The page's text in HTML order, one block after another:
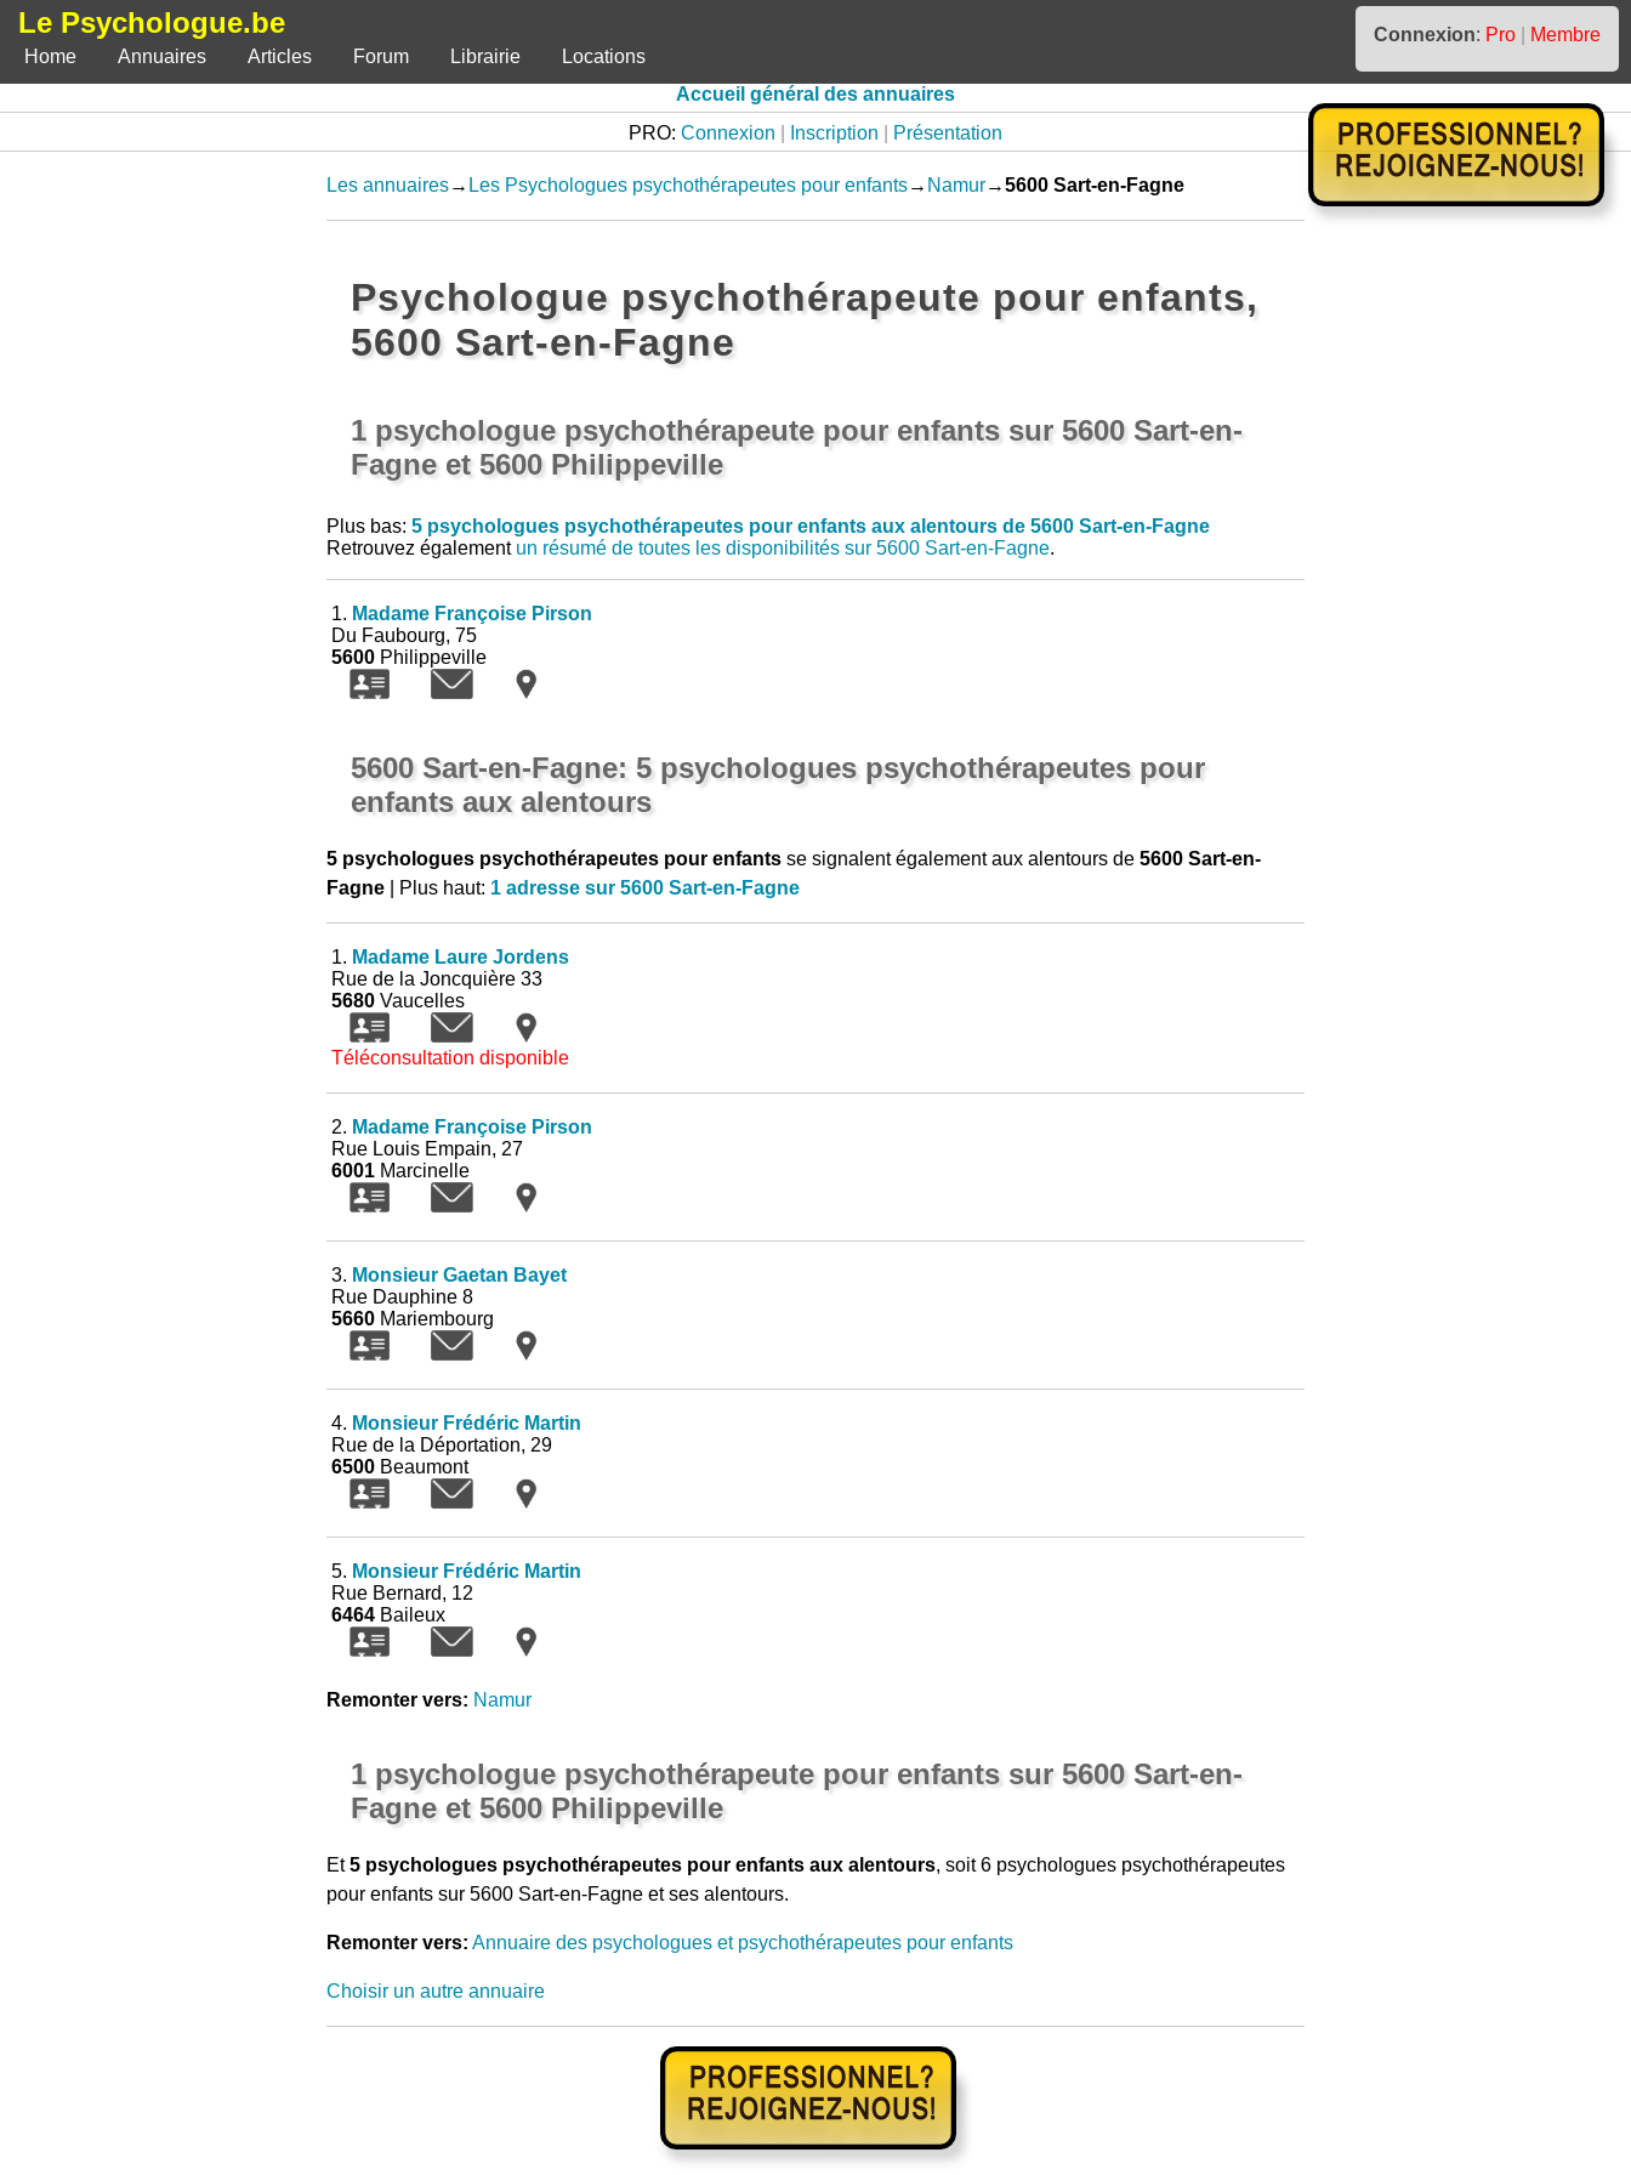
Le Psychologue.be Connexion: Pro
Membre
Home
Annuaires Articles Forum Librairie
Locations
Accueil général des annuaires
PRO: Connexion Inscription Présentation
Les annuaires→ Les Psychologues psychothérapeutes pour enfants→ Namur→5600 Sart-en-Fagne
Psychologue psychothérapeute pour enfants,
5600 Sart-en-Fagne
1 psychologue psychothérapeute pour enfants sur 5600 Sart-en-
Fagne et 5600 Philippeville
Plus bas: 5 psychologues psychothérapeutes pour enfants aux alentours de 5600 Sart-en-Fagne
Retrouvez également un résumé de toutes les disponibilités sur 5600 Sart-en-Fagne.
1. Madame Françoise Pirson
Du Faubourg, 75
5600Philippeville
5600 Sart-en-Fagne: 5 psychologues psychothérapeutes pour
enfants aux alentours
5 psychologues psychothérapeutes pour enfantsse signalent également aux alentours de 5600 Sart-en-
Fagne| Plus haut: 1 adresse sur 5600 Sart-en-Fagne
1. Madame Laure Jordens
Rue de la Joncquière 33
5680Vaucelles
Téléconsultation disponible
2. Madame Françoise Pirson
Rue Louis Empain, 27
6001Marcinelle
3. Monsieur Gaetan Bayet
Rue Dauphine 8
5660Mariembourg
4. Monsieur Frédéric Martin
Rue de la Déportation, 29
6500Beaumont
5. Monsieur Frédéric Martin
Rue Bernard, 12
6464Baileux
Remonter vers: Namur
1 psychologue psychothérapeute pour enfants sur 5600 Sart-en-
Fagne et 5600 Philippeville
Et5 psychologues psychothérapeutes pour enfants aux alentours, soit 6 psychologues psychothérapeutes
pour enfants sur 5600 Sart-en-Fagne et ses alentours.
Remonter vers: Annuaire des psychologues et psychothérapeutes pour enfants
Choisir un autre annuaire